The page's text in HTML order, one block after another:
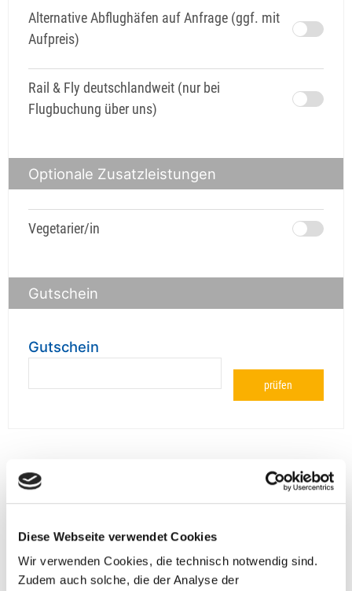
Diese Webseite verwendet Cookies
Wir verwenden Cookies, die technisch notwendig sind.
Zudem auch solche, die der Analyse der
Alternative Abflughäfen auf Anfrage (ggf. mit
Aufpreis)
Rail & Fly deutschlandweit (nur bei
Flugbuchung über uns)
Optionale Zusatzleistungen
Vegetarier/in
Gutschein
Gutschein
prüfen
**Halbes Doppelzimmer: Zwei gleichgeschlechtliche
Personen teilen sich die Unterkunft. Wir berechnen (je
reduzierten oder den gesamten Einzelzimmerzuschlag.
Zuschlag zurück.